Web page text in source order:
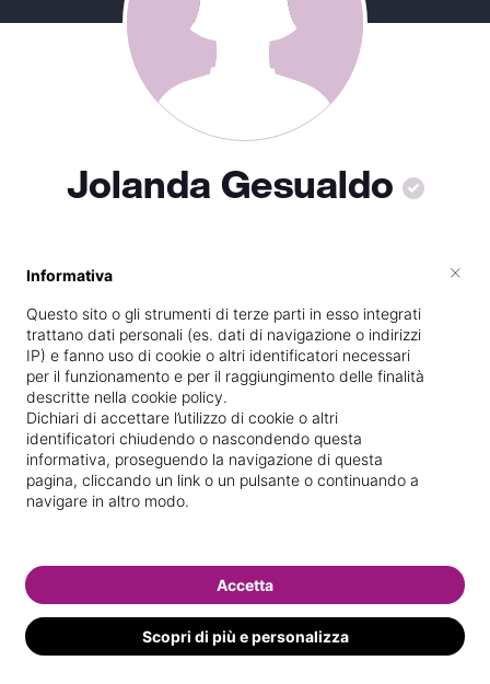
Jolanda Gesualdo
Diplomata
L.giulietti 11 novara nel16/09/2020
Vedi le informazioni di Jolanda
Informativa
Questo sito o gli strumenti di terze parti in esso integrati
trattano dati personali (es. dati di navigazione o indirizzi
IP) e fanno uso di cookie o altri identificatori necessari
per il funzionamento e per il raggiungimento delle finalità
descritte nella cookie policy.
Dichiari di accettare l’utilizzo di cookie o altri
identificatori chiudendo o nascondendo questa
informativa, proseguendo la navigazione di questa
pagina, cliccando un link o un pulsante o continuando a
navigare in altro modo.
Scopri di più e personalizza
Accetta
×